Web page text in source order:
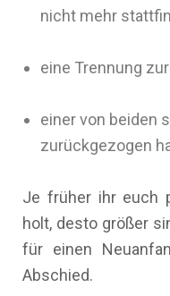
nicht mehr
eine Trennung
einer von beiden
zurückgezogen
Je früher ihr euch
holt, desto größer
für einen
Abschied.